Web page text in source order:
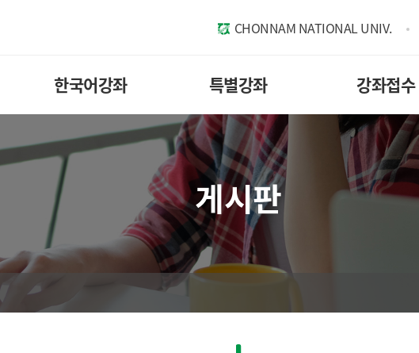
CHONNAM NATIONAL UNIV.
한국어강좌 특별강좌 강좌접수
게시판